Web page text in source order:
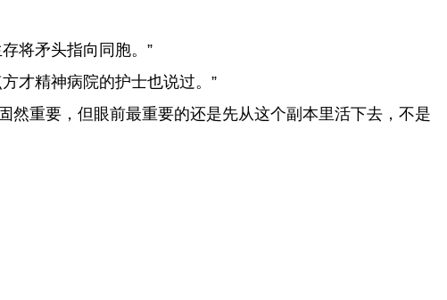
将矛头指向同胞。”
才精神病院的护士也说过。”
然重要，但眼前最重要的还是先从这个副本里活下去，不是